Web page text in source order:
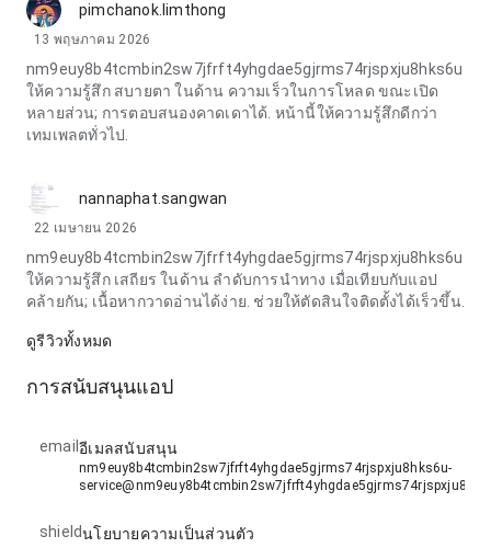
pimchanok.limthong
13 พฤษภาคม 2026
nm9euy8b4tcmbin2sw7jfrft4yhgdae5gjrms74rjspxju8hks6u
ให้ความรู้สึก สบายตา ในด้าน ความเร็วในการโหลด ขณะเปิด
หลายส่วน; การตอบสนองคาดเดาได้. หน้านี้ให้ความรู้สึกดีกว่า
เทมเพลตทั่วไป.
nannaphat.sangwan
22 เมษายน 2026
nm9euy8b4tcmbin2sw7jfrft4yhgdae5gjrms74rjspxju8hks6u
ให้ความรู้สึก เสถียร ในด้าน ลำดับการนำทาง เมื่อเทียบกับแอป
คล้ายกัน; เนื้อหากวาดอ่านได้ง่าย. ช่วยให้ตัดสินใจติดตั้งได้เร็วขึ้น.
ดูรีวิวทั้งหมด
การสนับสนุนแอป
email อีเมลสนับสนุน
nm9euy8b4tcmbin2sw7jfrft4yhgdae5gjrms74rjspxju8hks6u-
shieldนโยบายความเป็นส่วนตัว